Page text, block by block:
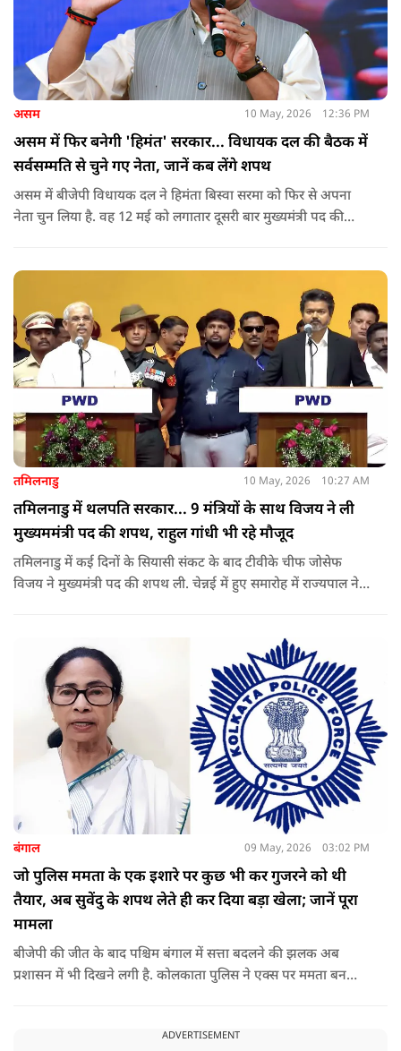
असम 10 May, 2026 12:36 PM
असम में फिर बनेगी 'हिमंत' सरकार... विधायक दल की बैठक में
सर्वसम्मति से चुने गए नेता, जानें कब लेंगे शपथ
असम में बीजेपी विधायक दल ने हिमंता बिस्वा सरमा को फिर से अपना
नेता चुन लिया है. वह 12 मई को लगातार दूसरी बार मुख्यमंत्री पद की
तमिलनाडु 10 May, 2026 10:27 AM
तमिलनाडु में थलपति सरकार... 9 मंत्रियों के साथ विजय ने ली
मुख्यममंत्री पद की शपथ, राहुल गांधी भी रहे मौजूद
तमिलनाडु में कई दिनों के सियासी संकट के बाद टीवीके चीफ जोसेफ
विजय ने मुख्यमंत्री पद की शपथ ली. चेन्नई में हुए समारोह में राज्यपाल ने
बंगाल 09 May, 2026 03:02 PM
जो पुलिस ममता के एक इशारे पर कुछ भी कर गुजरने को थी
तैयार, अब सुवेंदु के शपथ लेते ही कर दिया बड़ा खेला; जानें पूरा
मामला
बीजेपी की जीत के बाद पश्चिम बंगाल में सत्ता बदलने की झलक अब
प्रशासन में भी दिखने लगी है. कोलकाता पुलिस ने एक्स पर ममता बनर्जी
ADVERTISEMENT